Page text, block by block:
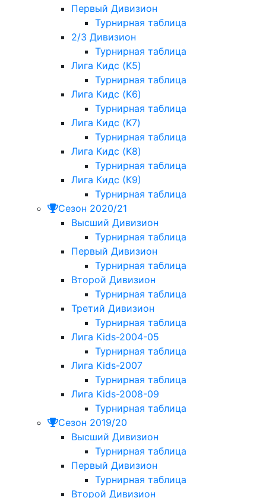
Первый Дивизион
Турнирная таблица
2/3 Дивизион
Турнирная таблица
Лига Кидс (K5)
Турнирная таблица
Лига Кидс (K6)
Турнирная таблица
Лига Кидс (K7)
Турнирная таблица
Лига Кидс (K8)
Турнирная таблица
Лига Кидс (К9)
Турнирная таблица
Сезон 2020/21
Высший Дивизион
Турнирная таблица
Первый Дивизион
Турнирная таблица
Второй Дивизион
Турнирная таблица
Третий Дивизион
Турнирная таблица
Лига Kids-2004-05
Турнирная таблица
Лига Kids-2007
Турнирная таблица
Лига Kids-2008-09
Турнирная таблица
Сезон 2019/20
Высший Дивизион
Турнирная таблица
Первый Дивизион
Турнирная таблица
Второй Дивизион